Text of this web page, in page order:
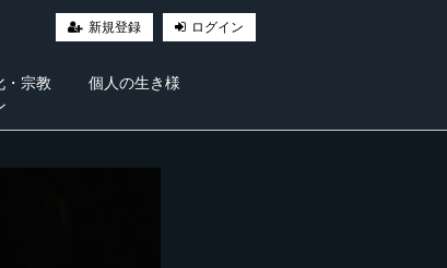
新規登録 ログイン
・宗教
個人の生き様